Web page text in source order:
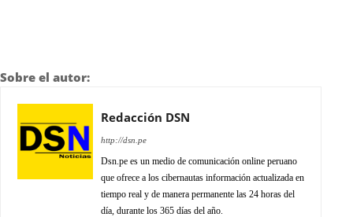
Sobre el autor:
Redacción DSN
http://dsn.pe
Dsn.pe es un medio de comunicación online peruano
que ofrece a los cibernautas información actualizada en
tiempo real y de manera permanente las 24 horas del
día, durante los 365 días del año.